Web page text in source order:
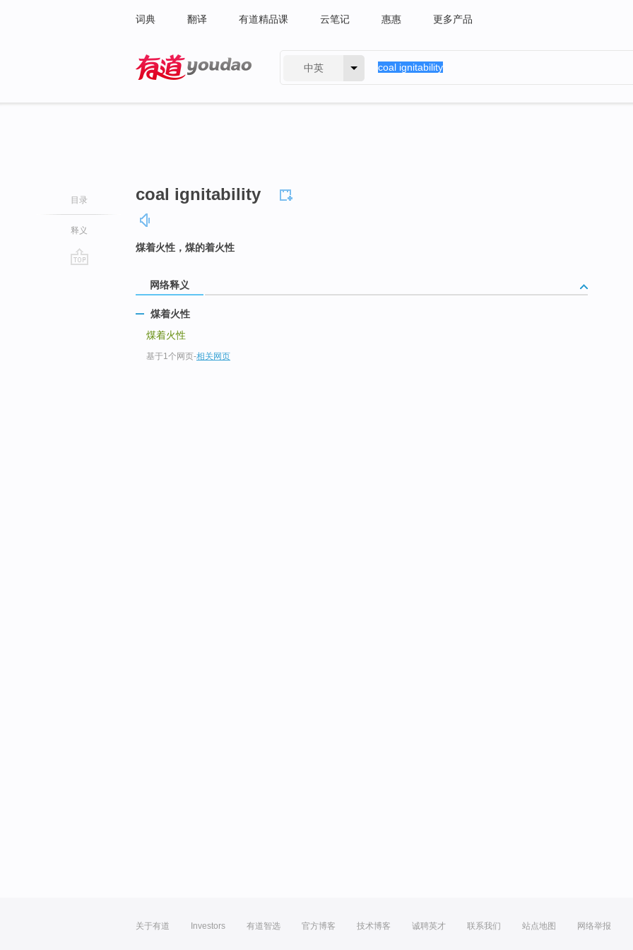
词典 翻译 有道精品课 云笔记 惠惠 更多产品
中英
目录
释义
coal ignitability
煤着火性，煤的着火性
网络释义
煤着火性
煤着火性
基于1个网页-相关网页
关于有道 Investors 有道智选 官方博客 技术博客 诚聘英才 联系我们 站点地图 网络举报